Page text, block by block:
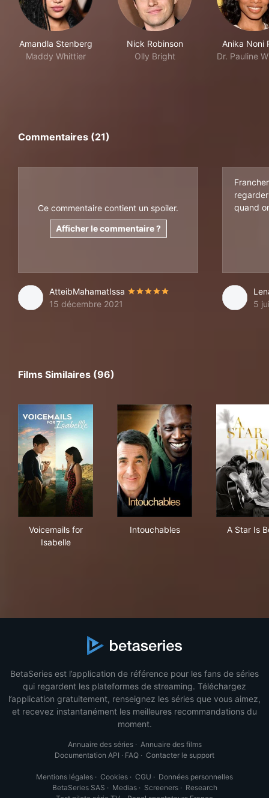
Amandla Stenberg
Maddy Whittier
Nick Robinson
Olly Bright
Anika Noni
Dr. Pauline
Commentaires (21)
Ce commentaire contient un spoiler.
Afficher le commentaire ?
AtteibMahamatIssa
15 décembre 2021
quand
5
Films Similaires (96)
Voicemails for
Isabelle
Intouchables A Star Is
BetaSeries est l’application de référence pour les fans de séries
qui regardent les plateformes de streaming. Téléchargez
l’application gratuitement, renseignez les séries que vous aimez,
et recevez instantanément les meilleures recommandations du
moment.
Annuaire des séries· Annuaire des films
Documentation API · FAQ · Contacter le support
Mentions légales · Cookies · CGU · Données personnelles
BetaSeries SAS · Medias· Screeners· Research